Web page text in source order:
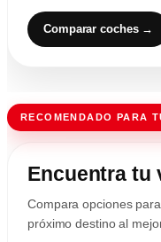
Comparar coches →
RECOMENDADO PARA
Encuentra tu
Compara opciones
próximo destino al